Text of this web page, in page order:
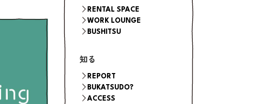
RENTAL SPACE
FLOW（ご利用の流れ）
KITCHEN
STUDIO
ROOM
WORK LOUNGE
BUSHITSU
知る
REPORT
BUKATSUDO?
ACCESS